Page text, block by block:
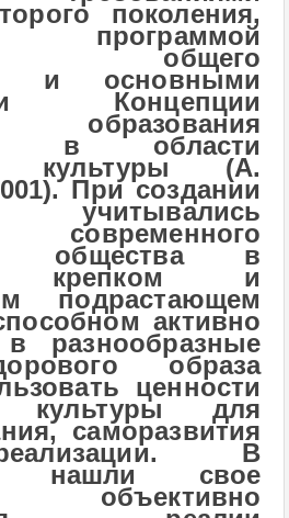
поколения,
программой
общего
и основными
Концепции
образования
в области
культуры (А.
При создании
учитывались
современного
общества в
крепком и
подрастающем
активно
разнообразные
образа
ценности
культуры для
саморазвития
В
нашли свое
объективно